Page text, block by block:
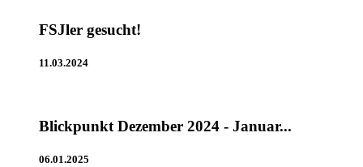
FSJler gesucht!
11.03.2024
Blickpunkt Dezember 2024 - Januar...
06.01.2025